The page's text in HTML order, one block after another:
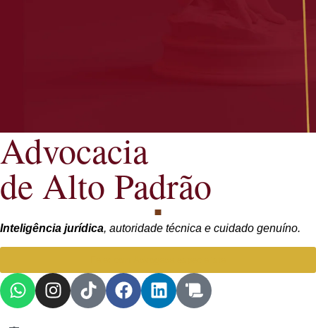
Advocacia
de Alto Padrão
Inteligência jurídica, autoridade técnica e cuidado genuíno.